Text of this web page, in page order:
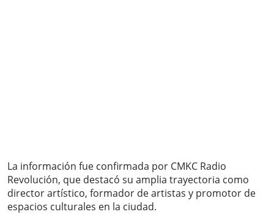
La información fue confirmada por CMKC Radio
Revolución, que destacó su amplia trayectoria como
director artístico, formador de artistas y promotor de
espacios culturales en la ciudad.